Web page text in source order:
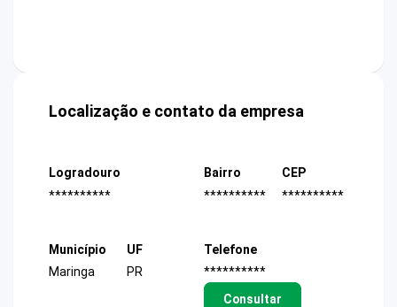
Localização e contato da empresa
Logradouro
**********
Bairro
**********
CEP
**********
Município
Maringa
UF
PR
Telefone
**********
Consultar